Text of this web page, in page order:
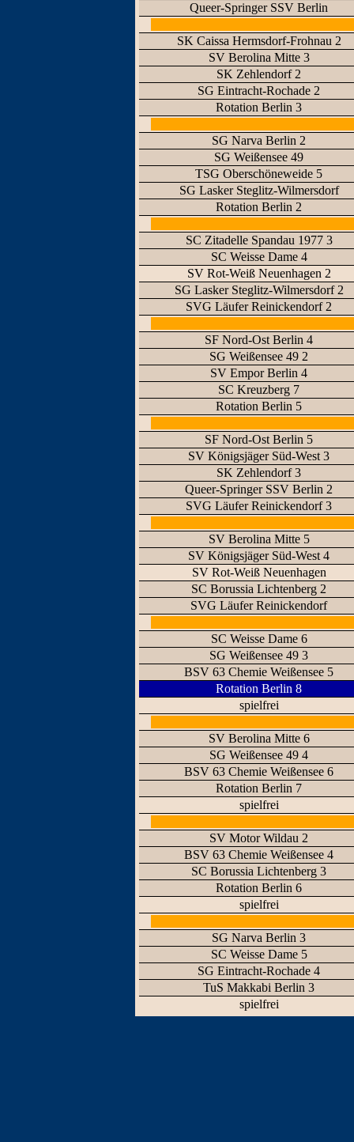
Queer-Springer SSV Berlin
SK Caissa Hermsdorf-Frohnau 2
SV Berolina Mitte 3
SK Zehlendorf 2
SG Eintracht-Rochade 2
Rotation Berlin 3
SG Narva Berlin 2
SG Weißensee 49
TSG Oberschöneweide 5
SG Lasker Steglitz-Wilmersdorf
Rotation Berlin 2
SC Zitadelle Spandau 1977 3
SC Weisse Dame 4
SV Rot-Weiß Neuenhagen 2
SG Lasker Steglitz-Wilmersdorf 2
SVG Läufer Reinickendorf 2
SF Nord-Ost Berlin 4
SG Weißensee 49 2
SV Empor Berlin 4
SC Kreuzberg 7
Rotation Berlin 5
SF Nord-Ost Berlin 5
SV Königsjäger Süd-West 3
SK Zehlendorf 3
Queer-Springer SSV Berlin 2
SVG Läufer Reinickendorf 3
SV Berolina Mitte 5
SV Königsjäger Süd-West 4
SV Rot-Weiß Neuenhagen
SC Borussia Lichtenberg 2
SVG Läufer Reinickendorf
SC Weisse Dame 6
SG Weißensee 49 3
BSV 63 Chemie Weißensee 5
Rotation Berlin 8
spielfrei
SV Berolina Mitte 6
SG Weißensee 49 4
BSV 63 Chemie Weißensee 6
Rotation Berlin 7
spielfrei
SV Motor Wildau 2
BSV 63 Chemie Weißensee 4
SC Borussia Lichtenberg 3
Rotation Berlin 6
spielfrei
SG Narva Berlin 3
SC Weisse Dame 5
SG Eintracht-Rochade 4
TuS Makkabi Berlin 3
spielfrei